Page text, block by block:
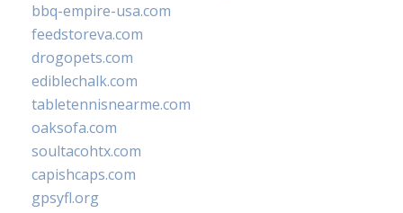
bbq-empire-usa.com
feedstoreva.com
drogopets.com
ediblechalk.com
tabletennisnearme.com
oaksofa.com
soultacohtx.com
capishcaps.com
gpsyfl.org